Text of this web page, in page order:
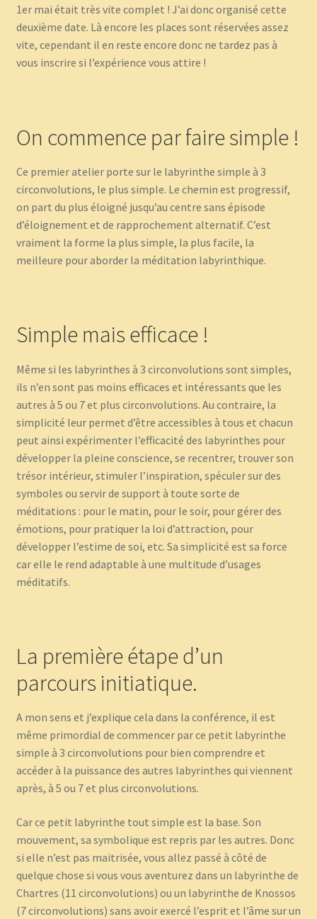
1er mai était très vite complet ! J’ai donc organisé cette
deuxième date. Là encore les places sont réservées assez
vite, cependant il en reste encore donc ne tardez pas à
vous inscrire si l’expérience vous attire !
On commence par faire simple !
Ce premier atelier porte sur le labyrinthe simple à 3
circonvolutions, le plus simple. Le chemin est progressif,
on part du plus éloigné jusqu’au centre sans épisode
d’éloignement et de rapprochement alternatif. C’est
vraiment la forme la plus simple, la plus facile, la
meilleure pour aborder la méditation labyrinthique.
Simple mais efficace !
Même si les labyrinthes à 3 circonvolutions sont simples,
ils n’en sont pas moins efficaces et intéressants que les
autres à 5 ou 7 et plus circonvolutions. Au contraire, la
simplicité leur permet d’être accessibles à tous et chacun
peut ainsi expérimenter l’efficacité des labyrinthes pour
développer la pleine conscience, se recentrer, trouver son
trésor intérieur, stimuler l’inspiration, spéculer sur des
symboles ou servir de support à toute sorte de
méditations : pour le matin, pour le soir, pour gérer des
émotions, pour pratiquer la loi d’attraction, pour
développer l’estime de soi, etc. Sa simplicité est sa force
car elle le rend adaptable à une multitude d’usages
méditatifs.
La première étape d’un
parcours initiatique.
A mon sens et j’explique cela dans la conférence, il est
même primordial de commencer par ce petit labyrinthe
simple à 3 circonvolutions pour bien comprendre et
accéder à la puissance des autres labyrinthes qui viennent
après, à 5 ou 7 et plus circonvolutions.
Car ce petit labyrinthe tout simple est la base. Son
mouvement, sa symbolique est repris par les autres. Donc
si elle n’est pas maitrisée, vous allez passé à côté de
quelque chose si vous vous aventurez dans un labyrinthe de
Chartres (11 circonvolutions) ou un labyrinthe de Knossos
(7 circonvolutions) sans avoir exercé l’esprit et l’âme sur un